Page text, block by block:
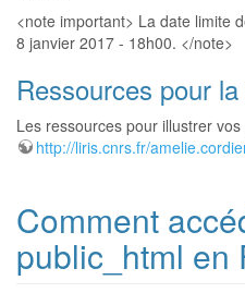
<note important> La date limite
8 janvier 2017 - 18h00. </note>
Ressources pour
Les ressources pour illustrer
http://liris.cnrs.fr/
Comment
public_html en